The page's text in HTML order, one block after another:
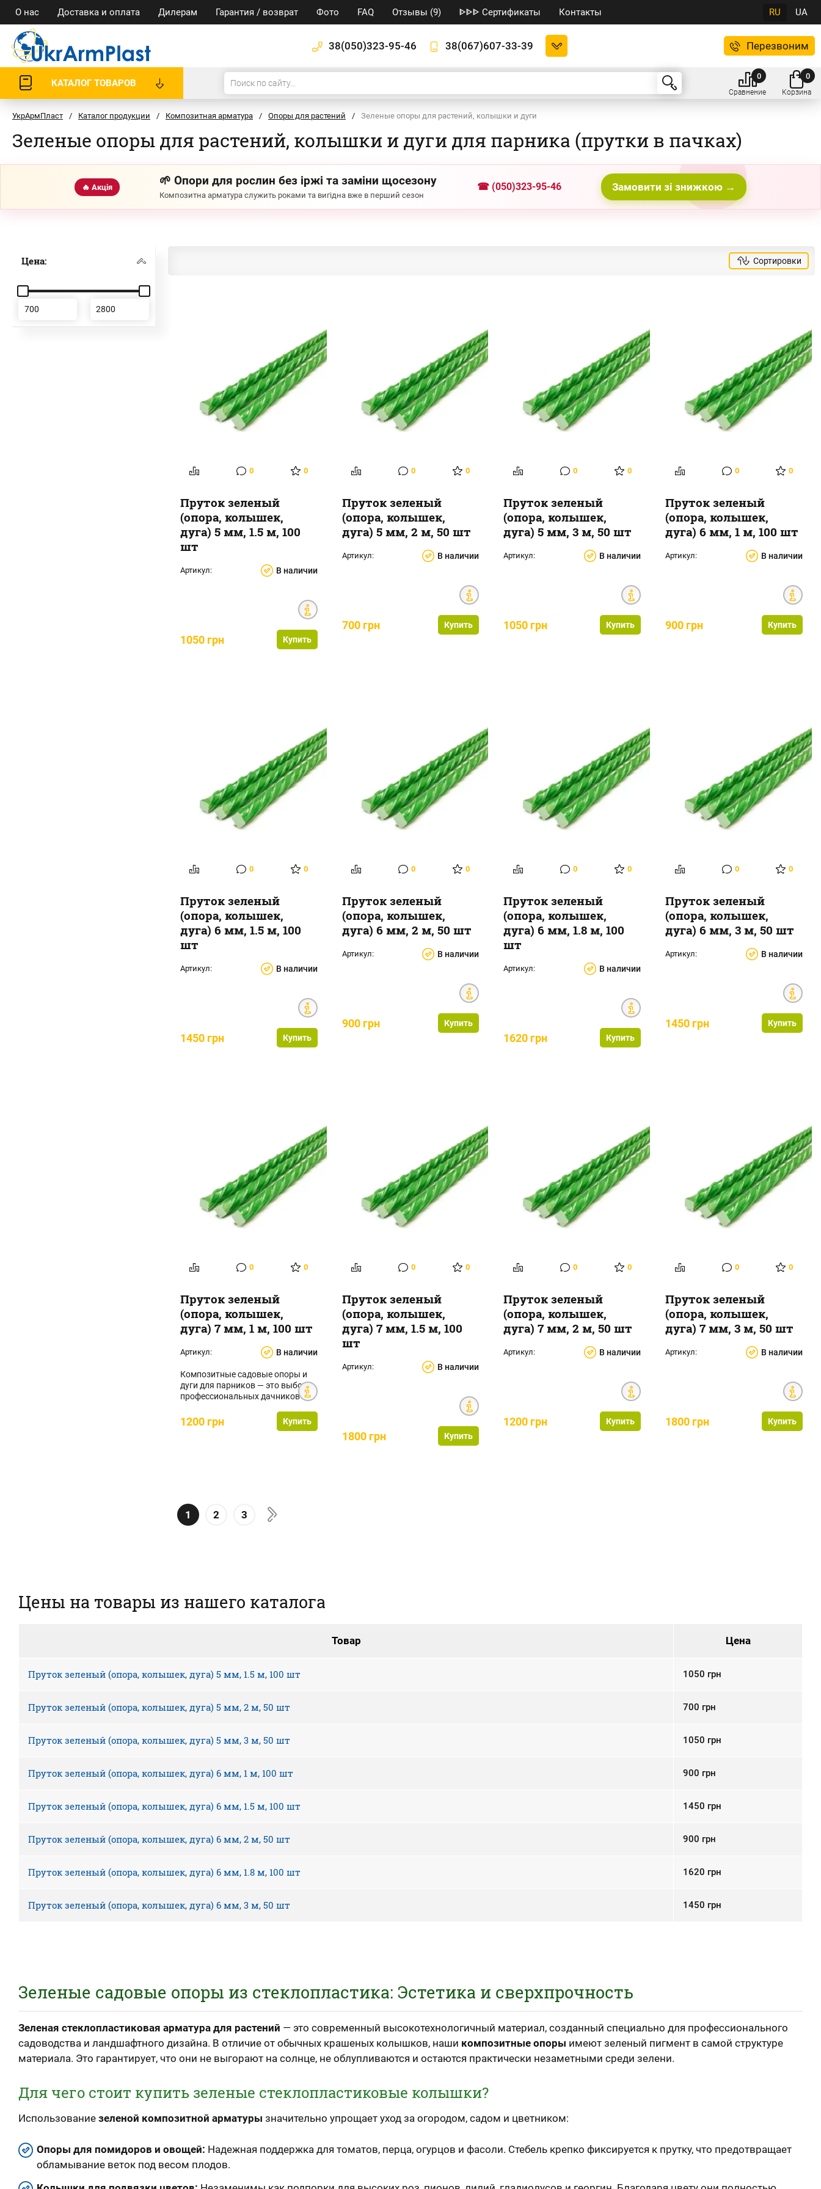
О нас Доставка и оплата Дилерам Гарантия / возврат Фото FAQ Отзывы (9) ᐈᐈᐈ Сертификаты Контакты RU UA
38(050)323-95-46 38(067)607-33-39 Перезвоним
КАТАЛОГ ТОВАРОВ
Сравнение
0
Корзина
0
УкрАрмПласт / Каталог продукции / Композитная арматура / Опоры для растений / Зеленые опоры для растений, колышки и дуги
Зеленые опоры для растений, колышки и дуги для парника (прутки в пачках)
🔥 Акція 🌱 Опори для рослин без іржі та заміни щосезону
Композитна арматура служить роками та вигідна вже в перший сезон
☎ (050)323-95-46 Замовити зі знижкою →
Цена: Сортировки
0 0
Пруток зеленый
(опора, колышек,
дуга) 5 мм, 1.5 м, 100
шт
Артикул: В наличии
1050 грн Купить
0 0
Пруток зеленый
(опора, колышек,
дуга) 5 мм, 2 м, 50 шт
Артикул: В наличии
700 грн Купить
0 0
Пруток зеленый
(опора, колышек,
дуга) 5 мм, 3 м, 50 шт
Артикул: В наличии
1050 грн Купить
0 0
Пруток зеленый
(опора, колышек,
дуга) 6 мм, 1 м, 100 шт
Артикул: В наличии
900 грн Купить
0 0
Пруток зеленый
(опора, колышек,
дуга) 6 мм, 1.5 м, 100
шт
Артикул: В наличии
1450 грн Купить
0 0
Пруток зеленый
(опора, колышек,
дуга) 6 мм, 2 м, 50 шт
Артикул: В наличии
900 грн Купить
0 0
Пруток зеленый
(опора, колышек,
дуга) 6 мм, 1.8 м, 100
шт
Артикул: В наличии
1620 грн Купить
0 0
Пруток зеленый
(опора, колышек,
дуга) 6 мм, 3 м, 50 шт
Артикул: В наличии
1450 грн Купить
0 0
Пруток зеленый
(опора, колышек,
дуга) 7 мм, 1 м, 100 шт
Артикул: В наличии
Композитные садовые опоры и
дуги для парников — это выбор
профессиональных дачников и
1200 грн Купить
0 0
Пруток зеленый
(опора, колышек,
дуга) 7 мм, 1.5 м, 100
шт
Артикул: В наличии
1800 грн Купить
0 0
Пруток зеленый
(опора, колышек,
дуга) 7 мм, 2 м, 50 шт
Артикул: В наличии
1200 грн Купить
0 0
Пруток зеленый
(опора, колышек,
дуга) 7 мм, 3 м, 50 шт
Артикул: В наличии
1800 грн Купить
1 2 3
Цены на товары из нашего каталога
Товар Цена
Пруток зеленый (опора, колышек, дуга) 5 мм, 1.5 м, 100 шт 1050 грн
Пруток зеленый (опора, колышек, дуга) 5 мм, 2 м, 50 шт 700 грн
Пруток зеленый (опора, колышек, дуга) 5 мм, 3 м, 50 шт 1050 грн
Пруток зеленый (опора, колышек, дуга) 6 мм, 1 м, 100 шт 900 грн
Пруток зеленый (опора, колышек, дуга) 6 мм, 1.5 м, 100 шт 1450 грн
Пруток зеленый (опора, колышек, дуга) 6 мм, 2 м, 50 шт 900 грн
Пруток зеленый (опора, колышек, дуга) 6 мм, 1.8 м, 100 шт 1620 грн
Пруток зеленый (опора, колышек, дуга) 6 мм, 3 м, 50 шт 1450 грн
Зеленые садовые опоры из стеклопластика: Эстетика и сверхпрочность
Зеленая стеклопластиковая арматура для растений — это современный высокотехнологичный материал, созданный специально для профессионального
садоводства и ландшафтного дизайна. В отличие от обычных крашеных колышков, наши композитные опоры имеют зеленый пигмент в самой структуре
материала. Это гарантирует, что они не выгорают на солнце, не облупливаются и остаются практически незаметными среди зелени.
Для чего стоит купить зеленые стеклопластиковые колышки?
Использование зеленой композитной арматуры значительно упрощает уход за огородом, садом и цветником:
Опоры для помидоров и овощей: Надежная поддержка для томатов, перца, огурцов и фасоли. Стебель крепко фиксируется к прутку, что предотвращает
обламывание веток под весом плодов.